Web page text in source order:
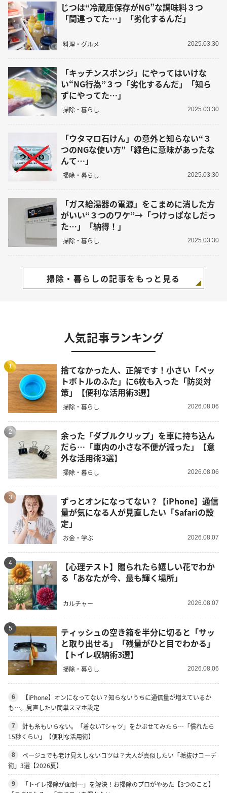
じつは“冷蔵庫保存がNG”な調味料３つ
「間違ってた…」「劣化するんだ」
料理・グルメ 2025.03.30
「キッチンスポンジ」にやってはいけな
い“NG行為”３つ「劣化するんだ」「知ら
ずにやってた…」
掃除・暮らし 2025.03.30
「ウタマロ石けん」の意外と知らない“３
つのNGな使い方”「緑色に意味があったな
んて…」
掃除・暮らし 2025.03.30
「ガス給湯器の電源」をこまめに消した方
がいい“３つのワケ”→「つけっぱなしだっ
た…」「納得！」
掃除・暮らし 2025.03.30
掃除・暮らしの記事をもっと見る
人気記事ランキング
1
捨てなかった人、正解です！小さい「ペッ
トボトルのふた」に6枚も入った「防災対
策」【便利な活用術3選】
掃除・暮らし 2026.08.06
2
余った「ダブルクリップ」を車に持ち込ん
だら…「車内の小さな不便が減った」【意
外な活用術3選】
掃除・暮らし 2026.08.06
3
ずっとオンになってない？【iPhone】通信
量が気になる人が見直したい「Safariの設
定」
お金・学ぶ 2026.08.07
4
【心理テスト】贈られたら嬉しい花でわか
る「あなたが今、最も輝く場所」
カルチャー 2026.08.07
5
ティッシュの空き箱を半分に切ると「サッ
と取り出せる」「残量がひと目でわかる」
【トイレ収納術3選】
掃除・暮らし 2026.08.06
6
【iPhone】オンになってない？知らないうちに通信量が増えているか
も…。見直したい簡単スマホ設定
7
針も糸もいらない。「着ないTシャツ」をかぶせてみたら…「慣れたら
15秒くらい」【便利な活用術】
8
ベージュでも老け見えしないコツは？大人が真似したい「垢抜けコーデ
術」3選【2026夏】
9
「トイレ掃除が面倒…」を解決！お掃除のプロがやめた【3つのこと】